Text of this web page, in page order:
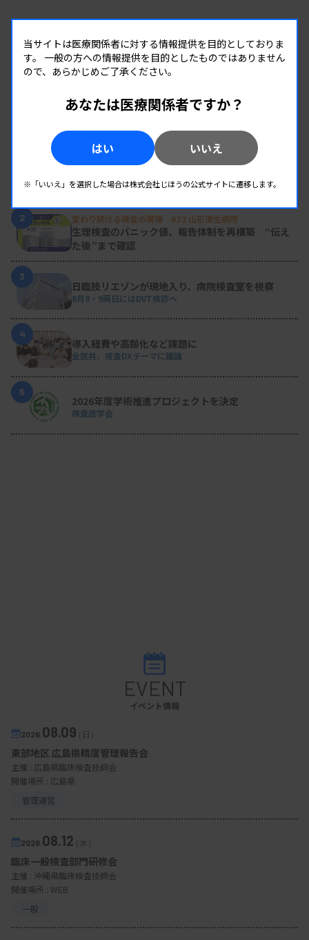
人気の記事
新人臨床検査技師の歩き方 ［第16回］
チーム医療の中で信頼される技師
2 変わり続ける検査の現場 #32 山形済生病院
生理検査のパニック値、報告体制を再構築 “伝え
た後”まで確認
3
日臨技リエゾンが現地入り、病院検査室を視察
8月8・9両日にはDVT検診へ
4
導入経費や高齢化など課題に
全医共、検査DXテーマに議論
5
2026年度学術推進プロジェクトを決定
検査医学会
EVENT
イベント情報
2026. 08.09（日）
東部地区 広島県精度管理報告会
主催 : 広島県臨床検査技師会
開催場所 : 広島県
管理運営
2026. 08.12（水）
臨床一般検査部門研修会
主催 : 沖縄県臨床検査技師会
開催場所 : WEB
一般
当サイトは医療関係者に対する情報提供を目的としておりま
す。 一般の方への情報提供を目的としたものではありません
ので、あらかじめご了承ください。
あなたは医療関係者ですか？
はい いいえ
※「いいえ」を選択した場合は株式会社じほうの公式サイトに遷移します。